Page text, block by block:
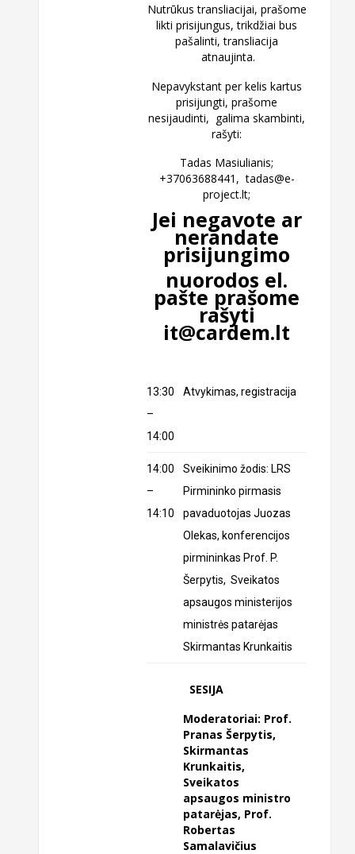
Nutrūkus transliacijai, prašome
likti prisijungus, trikdžiai bus
pašalinti, transliacija
atnaujinta.
Nepavykstant per kelis kartus
prisijungti, prašome
nesijaudinti, galima skambinti,
rašyti:
Tadas Masiulianis;
+37063688441,tadas@e-
project.lt;
Jei negavote ar
nerandate
prisijungimo
nuorodos el.
pašte prašome
rašyti
it@cardem.lt
13:30
–
14:00
Atvykimas, registracija
14:00
–
14:10
Sveikinimo žodis: LRS
Pirmininko pirmasis
pavaduotojas Juozas
Olekas, konferencijos
pirmininkas Prof. P.
Šerpytis, Sveikatos
apsaugos ministerijos
ministrės patarėjas
Skirmantas Krunkaitis
SESIJA
Moderatoriai: Prof.
Pranas Šerpytis,
Skirmantas
Krunkaitis,
Sveikatos
apsaugos ministro
patarėjas, Prof.
Robertas
Samalavičius